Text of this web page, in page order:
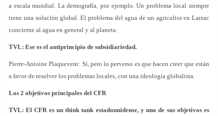
a escala mundial. La demografía, por ejemplo. Un problema local siempre
tiene una solución global. El problema del agua de un agricultor en Larzac
concierne al agua en general y al planeta.
TVL: Ese es el antiprincipio de subsidiariedad.
Pierre-Antoine Plaquevent: Sí, pero lo perverso es que hacen creer que están
a favor de resolver los problemas locales, con una ideología globalista.
Los 2 objetivos principales del CFR
TVL: El CFR es un think tank estadounidense, y uno de sus objetivos es